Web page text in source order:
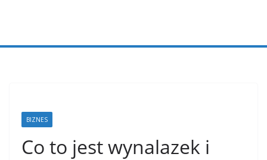
BIZNES
Co to jest wynalazek i